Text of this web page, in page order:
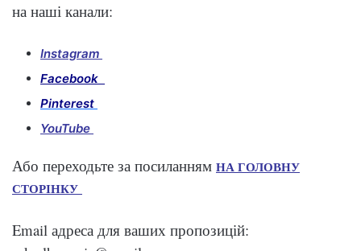
на наші канали:
Instagram
Facebook
Pinterest
YouTube
Або переходьте за посиланням НА ГОЛОВНУ
СТОРІНКУ
Email адреса для ваших пропозицій: